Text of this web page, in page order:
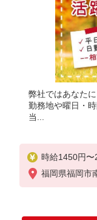
弊社ではあなた
勤務地や曜日・
当...
時給1450円
全支給(ガソリ
福岡県福岡市